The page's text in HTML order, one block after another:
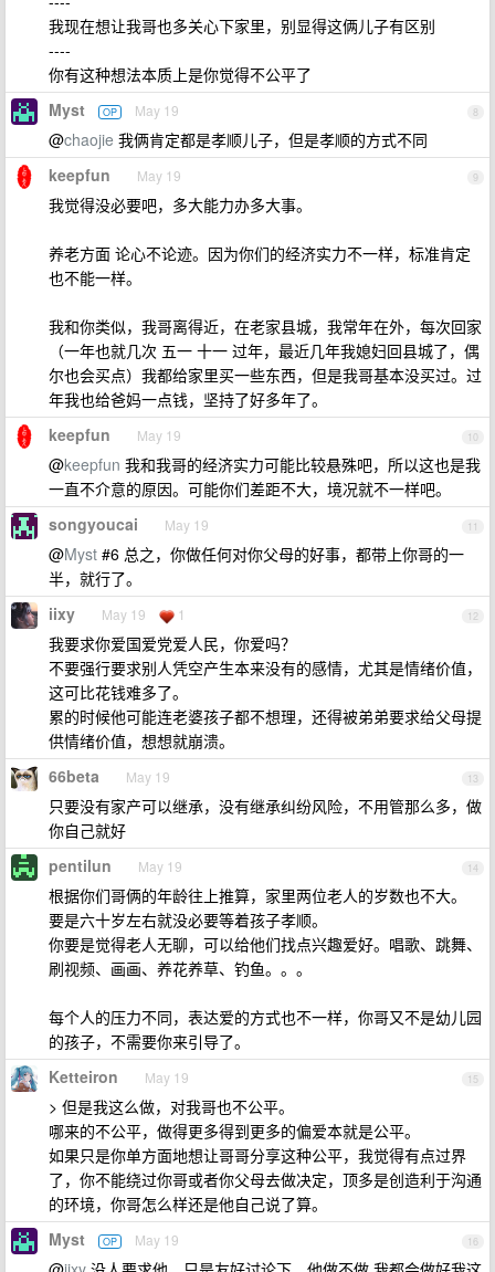
我现在想让我哥也多关心下家里，别显得这俩儿子有区别
----
你有这种想法本质上是你觉得不公平了
8
Myst OP May 19
@chaojie 我俩肯定都是孝顺儿子，但是孝顺的方式不同
9
keepfun May 19
我觉得没必要吧，多大能力办多大事。
养老方面 论心不论迹。因为你们的经济实力不一样，标准肯定
也不能一样。
我和你类似，我哥离得近，在老家县城，我常年在外，每次回家
（一年也就几次 五一 十一 过年，最近几年我媳妇回县城了，偶
尔也会买点）我都给家里买一些东西，但是我哥基本没买过。过
年我也给爸妈一点钱，坚持了好多年了。
10
keepfun May 19
@keepfun 我和我哥的经济实力可能比较悬殊吧，所以这也是我
一直不介意的原因。可能你们差距不大，境况就不一样吧。
11
songyoucai May 19
@Myst #6 总之，你做任何对你父母的好事，都带上你哥的一
半，就行了。
12
iixy May 19 1
我要求你爱国爱党爱人民，你爱吗？
不要强行要求别人凭空产生本来没有的感情，尤其是情绪价值，
这可比花钱难多了。
累的时候他可能连老婆孩子都不想理，还得被弟弟要求给父母提
供情绪价值，想想就崩溃。
13
66beta May 19
只要没有家产可以继承，没有继承纠纷风险，不用管那么多，做
你自己就好
14
pentilun May 19
根据你们哥俩的年龄往上推算，家里两位老人的岁数也不大。
要是六十岁左右就没必要等着孩子孝顺。
你要是觉得老人无聊，可以给他们找点兴趣爱好。唱歌、跳舞、
刷视频、画画、养花养草、钓鱼。。。
每个人的压力不同，表达爱的方式也不一样，你哥又不是幼儿园
的孩子，不需要你来引导了。
15
Ketteiron May 19
> 但是我这么做，对我哥也不公平。
哪来的不公平，做得更多得到更多的偏爱本就是公平。
如果只是你单方面地想让哥哥分享这种公平，我觉得有点过界
了，你不能绕过你哥或者你父母去做决定，顶多是创造利于沟通
的环境，你哥怎么样还是他自己说了算。
16
Myst OP May 19